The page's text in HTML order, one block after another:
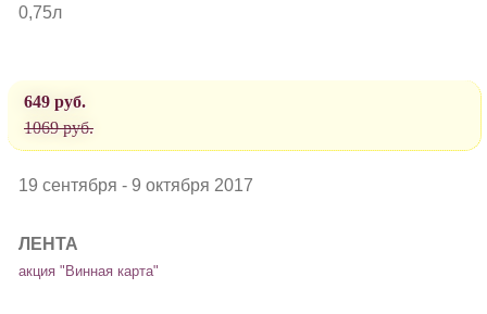
0,75л
649 руб.
1069 руб.
19 сентября - 9 октября 2017
ЛЕНТА
акция "Винная карта"